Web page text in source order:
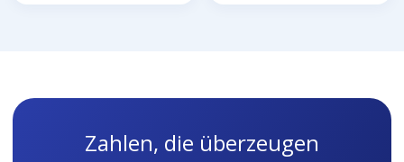
Zahlen, die überzeugen